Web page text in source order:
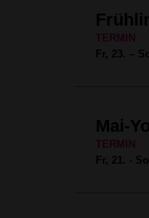
TERMIN
Fr, 23. –
Mai-
TERMIN
Fr, 21. -